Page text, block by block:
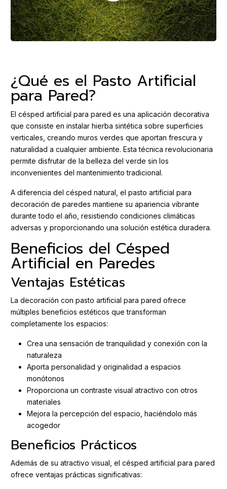
¿Qué es el Pasto Artificial
para Pared?
El césped artificial para pared es una aplicación decorativa
que consiste en instalar hierba sintética sobre superficies
verticales, creando muros verdes que aportan frescura y
naturalidad a cualquier ambiente. Esta técnica revolucionaria
permite disfrutar de la belleza del verde sin los
inconvenientes del mantenimiento tradicional.
A diferencia del césped natural, el pasto artificial para
decoración de paredes mantiene su apariencia vibrante
durante todo el año, resistiendo condiciones climáticas
adversas y proporcionando una solución estética duradera.
Beneficios del Césped
Artificial en Paredes
Ventajas Estéticas
La decoración con pasto artificial para pared ofrece
múltiples beneficios estéticos que transforman
completamente los espacios:
Crea una sensación de tranquilidad y conexión con la
naturaleza
Aporta personalidad y originalidad a espacios
monótonos
Proporciona un contraste visual atractivo con otros
materiales
Mejora la percepción del espacio, haciéndolo más
acogedor
Beneficios Prácticos
Además de su atractivo visual, el césped artificial para pared
ofrece ventajas prácticas significativas: